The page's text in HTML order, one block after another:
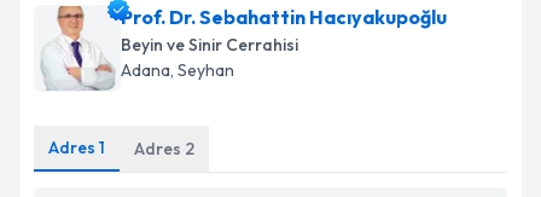
Prof. Dr. Sebahattin Hacıyakupoğlu
Beyin ve Sinir Cerrahisi
Adana, Seyhan
Adres 1 Adres 2